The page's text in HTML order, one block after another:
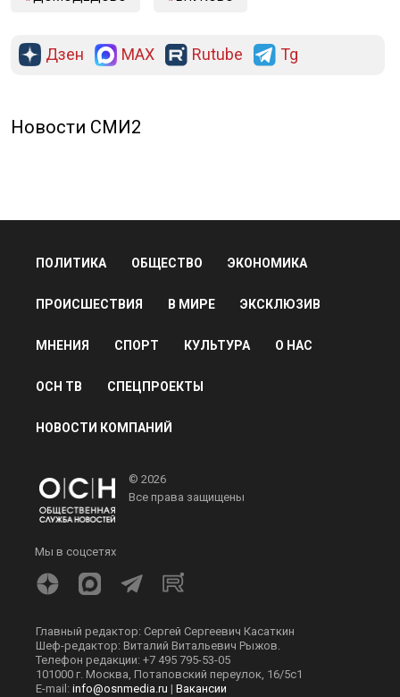
Дзен MAX Rutube Tg
Новости СМИ2
ПОЛИТИКА ОБЩЕСТВО ЭКОНОМИКА
ПРОИСШЕСТВИЯ В МИРЕ ЭКСКЛЮЗИВ
МНЕНИЯ СПОРТ КУЛЬТУРА О НАС
ОСН ТВ СПЕЦПРОЕКТЫ
НОВОСТИ КОМПАНИЙ
© 2026
Все права защищены
Мы в соцсетях
Главный редактор: Сергей Сергеевич Касаткин
Шеф-редактор: Виталий Витальевич Рыжов.
Телефон редакции: +7 495 795-53-05
101000 г. Москва, Потаповский переулок, 16/5с1
E-mail: info@osnmedia.ru | Вакансии